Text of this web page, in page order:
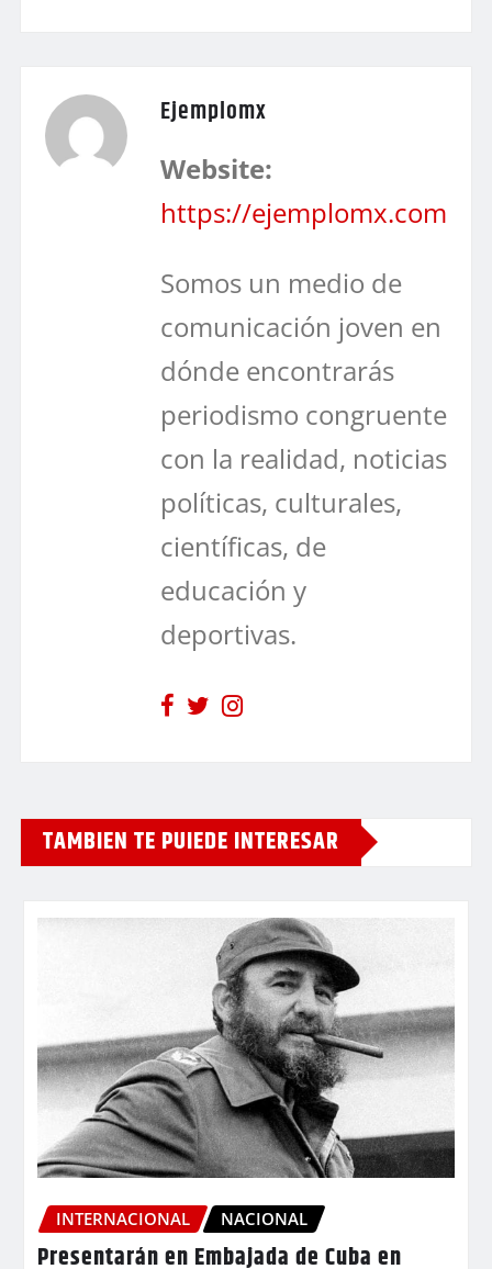
Ejemplomx
Website:
https://ejemplomx.com
Somos un medio de
comunicación joven en
dónde encontrarás
periodismo congruente
con la realidad, noticias
políticas, culturales,
científicas, de
educación y
deportivas.
TAMBIEN TE PUIEDE INTERESAR
INTERNACIONAL NACIONAL
Presentarán en Embajada de Cuba en